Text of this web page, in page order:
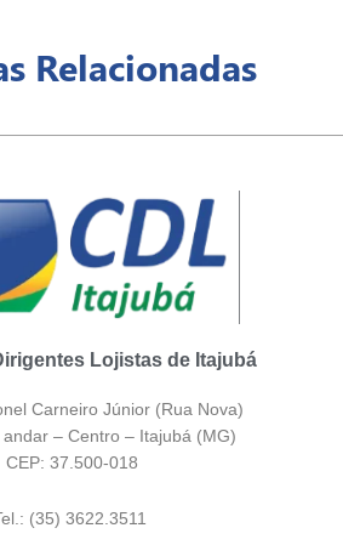
Relacionadas
Lojistas de Itajubá
Carneiro Júnior (Rua Nova)
andar – Centro – Itajubá (MG)
CEP: 37.500-018
(35) 3622.3511